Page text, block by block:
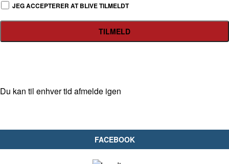
JEG ACCEPTERER AT BLIVE TILMELDT
Du kan til enhver tid afmelde igen
FACEBOOK